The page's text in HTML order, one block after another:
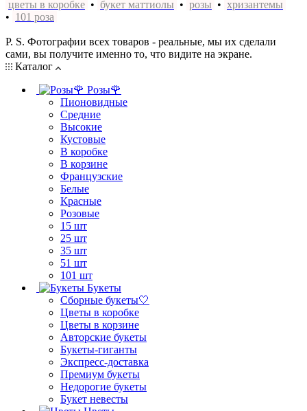
цветы в коробке • букет маттиолы • розы • хризантемы
• 101 роза
P. S. Фотографии всех товаров - реальные, мы их сделали
сами, вы получите именно то, что видите на экране.
Каталог
Розы🌹
Пионовидные
Средние
Высокие
Кустовые
В коробке
В корзине
Французские
Белые
Красные
Розовые
15 шт
25 шт
35 шт
51 шт
101 шт
Букеты
Сборные букеты🤍
Цветы в коробке
Цветы в корзине
Авторские букеты
Букеты-гиганты
Экспресс-доставка
Премиум букеты
Недорогие букеты
Букет невесты